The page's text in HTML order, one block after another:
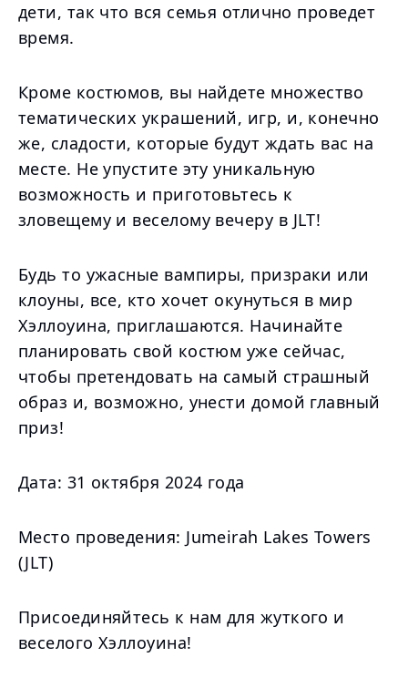
дети, так что вся семья отлично проведет
время.
Кроме костюмов, вы найдете множество
тематических украшений, игр, и, конечно
же, сладости, которые будут ждать вас на
месте. Не упустите эту уникальную
возможность и приготовьтесь к
зловещему и веселому вечеру в JLT!
Будь то ужасные вампиры, призраки или
клоуны, все, кто хочет окунуться в мир
Хэллоуина, приглашаются. Начинайте
планировать свой костюм уже сейчас,
чтобы претендовать на самый страшный
образ и, возможно, унести домой главный
приз!
Дата: 31 октября 2024 года
Место проведения: Jumeirah Lakes Towers
(JLT)
Присоединяйтесь к нам для жуткого и
веселого Хэллоуина!